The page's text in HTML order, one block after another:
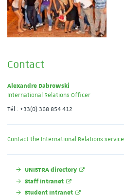
Contact
Alexandre Dabrowski
International Relations Officer
Tél : +33(0) 368 854 412
Contact the International Relations service
UNISTRA directory
Staff Intranet
Student Intranet